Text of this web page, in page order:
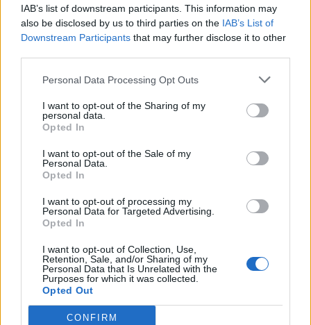
IAB’s list of downstream participants. This information may
also be disclosed by us to third parties on the IAB’s List of
Downstream Participants that may further disclose it to other
Personal Data Processing Opt Outs
I want to opt-out of the Sharing of my
personal data.
Opted In
I want to opt-out of the Sale of my
Personal Data.
Opted In
I want to opt-out of processing my
Personal Data for Targeted Advertising.
Opted In
I want to opt-out of Collection, Use,
Retention, Sale, and/or Sharing of my
Personal Data that Is Unrelated with the
Purposes for which it was collected.
Opted Out
CONFIRM